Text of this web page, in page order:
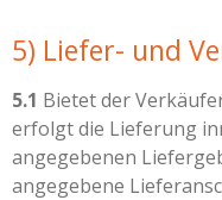
5) Liefer- und
5.1 Bietet der
erfolgt die Lieferung
angegebenen
angegebene